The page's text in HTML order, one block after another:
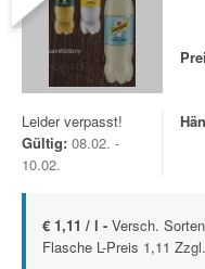
Leider verpasst!
Gültig: 08.02. -
10.02.
€ 1,11 / l - Versch.
Flasche L-Preis 1,11